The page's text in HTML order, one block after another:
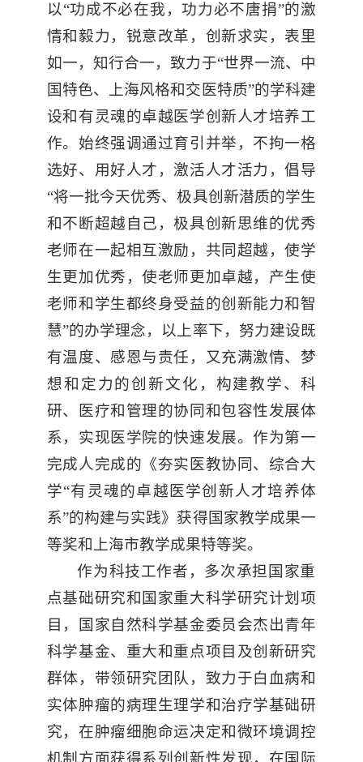
以“功成不必在我，功力必不唐捐”的激
情和毅力，锐意改革，创新求实，表里
如一，知行合一，致力于“世界一流、中
国特色、上海风格和交医特质”的学科建
设和有灵魂的卓越医学创新人才培养工
作。始终强调通过育引并举，不拘一格
选好、用好人才，激活人才活力，倡导
“将一批今天优秀、极具创新潜质的学生
和不断超越自己，极具创新思维的优秀
老师在一起相互激励，共同超越，使学
生更加优秀，使老师更加卓越，产生使
老师和学生都终身受益的创新能力和智
慧”的办学理念，以上率下，努力建设既
有温度、感恩与责任，又充满激情、梦
想和定力的创新文化，构建教学、科
研、医疗和管理的协同和包容性发展体
系，实现医学院的快速发展。作为第一
完成人完成的《夯实医教协同、综合大
学“有灵魂的卓越医学创新人才培养体
系”的构建与实践》获得国家教学成果一
等奖和上海市教学成果特等奖。
作为科技工作者，多次承担国家重
点基础研究和国家重大科学研究计划项
目，国家自然科学基金委员会杰出青年
科学基金、重大和重点项目及创新研究
群体，带领研究团队，致力于白血病和
实体肿瘤的病理生理学和治疗学基础研
究，在肿瘤细胞命运决定和微环境调控
机制方面获得系列创新性发现，在国际